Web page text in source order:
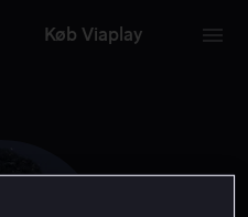
Køb Viaplay